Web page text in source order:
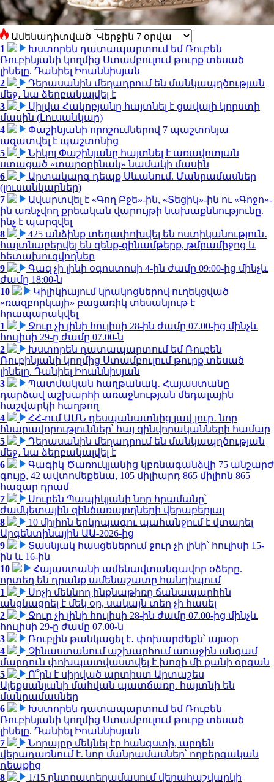
Ամենադիտված
1
Խստորեն դատապարտում եմ Ռուբեն
Ռուբինյանի կողմից Ստամբուլում թուրք տեսած
լինելը. Դանիել Իոաննիսյան
2
Դերասանին մեղադրում են մանկապղծության
մեջ․ նա ձերբակալվել է
3
Սիլվա Հակոբյանը հայտնել է ցավալի կորստի
մասին (Լուսանկար)
4
Փաշինյանի որոշումներով 7 պաշտոնյա
ազատվել է պաշտոնից
5
Նիկոլ Փաշինյանը հայտնել է առավոտյան
ստացած «տարօրինակ» նամակի մասին
6
Արտակարգ դեպք Սևանում. Մանրամասներ
(լուսանկարներ)
7
Ավարտվել է «Գող Բջե»-ին, «Տեցիկ»-ին ու «Գոջո»-
ին առնչվող քրեական վարույթի նախաքննությունը.
ինչ է պարզվել
8
425 անձինք տեղափոխվել են ոստիկանություն․
հայտնաբերվել են զենք-զինամթերք, թմրամիջոց և
հետախուզվողներ
9
Գազ չի լինի օգոստոսի 4-ին ժամը 09:00-ից մինչև
ժամը 18:00-ն
10
Կիլիկիայում կրակոցներով ուղեկցված
«ռազբորկայի» բացառիկ տեսանյութ է
հրապարակվել
1
Ջուր չի լինի հուլիսի 28-ին ժամը 07.00-ից մինչև
հուլիսի 29-ը ժամը 07.00-ն
2
Խստորեն դատապարտում եմ Ռուբեն
Ռուբինյանի կողմից Ստամբուլում թուրք տեսած
լինելը. Դանիել Իոաննիսյան
3
Պատմական հաղթանակ․ Հայաստանը
դարձավ աշխարհի առաջնության մեդալային
հաշվարկի հաղթող
4
ՀՀ-ում ԱՄՆ դեսպանատնից լավ լուր․ նոր
հնարավորություններ՝ հայ զինվորականների համար
5
Դերասանին մեղադրում են մանկապղծության
մեջ․ նա ձերբակալվել է
6
Գագիկ Ծառուկյանից կբռնագանձվի 75 անշարժ
գույք, 42 ավտոմեքենա, 105 միլիարդ 865 միլիոն 865
հազար դրամ
7
Սուրեն Պապիկյանի նոր հրամանը՝
ժամկետային զինծառայողների վերաբերյալ
8
10 միլիոն երկրպագու պահանջում է վտարել
Արգենտինային ԱԱ-2026-ից
9
Տասնյակ հասցեներում ջուր չի լինի՝ հուլիսի 15-
ին և 16-ին
10
Հայաստանի ամենավտանգավոր օձերը.
որտեղ են դրանք ամենաշատը հանդիպում
1
Սոչի մեկնող ինքնաթիռը ճանապարհին
անցկացրել է մեկ օր, սակայն տեղ չի հասել
2
Ջուր չի լինի հուլիսի 28-ին ժամը 07.00-ից մինչև
հուլիսի 29-ը ժամը 07.00-ն
3
Ռուբլին թանկացել է․ փոխարժեքն՝ այսօր
4
Չինաստանում աշխարհում առաջին անգամ
մարդուն փոխպատվաստվել է խոզի մի քանի օրգան
5
Ո՞րն է սիրված արտիստ Արտաշես
Ալեքսանյանի մահվան պատճառը. հայտնի են
մանրամասներ
6
Խստորեն դատապարտում եմ Ռուբեն
Ռուբինյանի կողմից Ստամբուլում թուրք տեսած
լինելը. Դանիել Իոաննիսյան
7
Նորայրը մեկնել էր հանգստի, արդեն
վերադառնում է. նոր մանրամասներ՝ ողբերգական
դեպքից
8
1/15 ընտրատեղամասում վերահաշվարկի